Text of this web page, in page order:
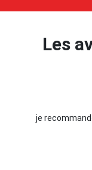
Les
cette